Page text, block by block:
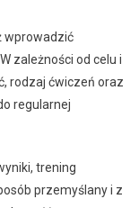
wprowadzić
zależności od celu i
rodzaj ćwiczeń oraz
regularnej
trening
przemyślany i z